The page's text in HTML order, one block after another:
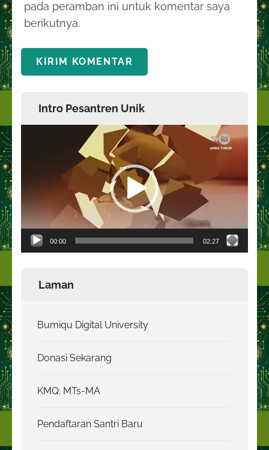
pada peramban ini untuk komentar saya
berikutnya.
Intro Pesantren Unik
00:00 02:27
Laman
Bumiqu Digital University
Donasi Sekarang
KMQ: MTs-MA
Pendaftaran Santri Baru